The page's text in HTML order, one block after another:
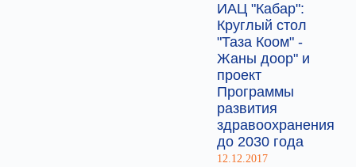
ИАЦ "Кабар":
Круглый стол
"Таза Коом" -
Жаны доор" и
проект
Программы
развития
здравоохранения
до 2030 года
12.12.2017